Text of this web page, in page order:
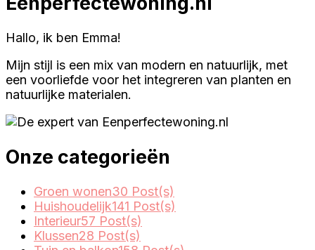
Hallo, ik ben Emma!
Mijn stijl is een mix van modern en natuurlijk, met
een voorliefde voor het integreren van planten en
natuurlijke materialen.
Onze categorieën
Groen wonen30 Post(s)
Huishoudelijk141 Post(s)
Interieur57 Post(s)
Klussen28 Post(s)